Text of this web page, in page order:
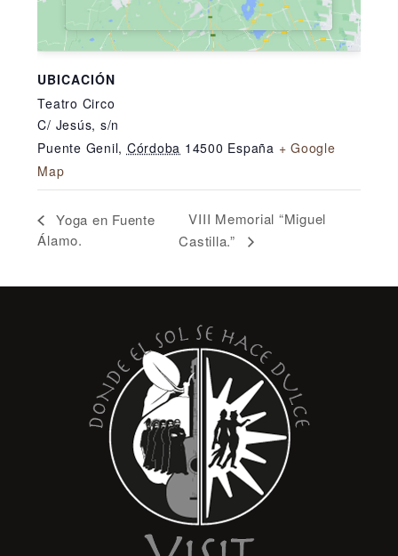
UBICACIÓN
Teatro Circo
C/ Jesús, s/n
Puente Genil, Córdoba 14500 España + Google
Map
Yoga en Fuente
Álamo.
VIII Memorial “Miguel
Castilla.”